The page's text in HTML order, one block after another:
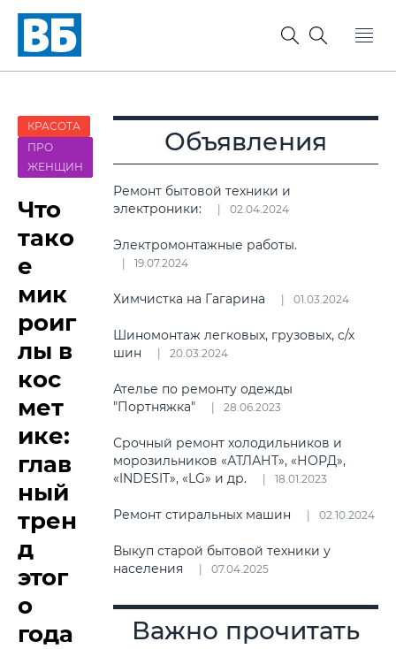
КРАСОТА
ПРО
ЖЕНЩИН
Что
тако
е
мик
роиг
лы в
кос
мет
ике:
глав
ный
трен
д
этог
о
года
Объявления
Ремонт бытовой техники и
электроники:
02.04.2024
Электромонтажные работы.
19.07.2024
Химчистка на Гагарина 01.03.2024
Шиномонтаж легковых, грузовых, с/х
шин
20.03.2024
Ателье по ремонту одежды
"Портняжка"
28.06.2023
Срочный ремонт холодильников и
морозильников «АТЛАНТ», «НОРД»,
«INDESIT», «LG» и др.
18.01.2023
Ремонт стиральных машин 02.10.2024
Выкуп старой бытовой техники у
населения
07.04.2025
Важно прочитать